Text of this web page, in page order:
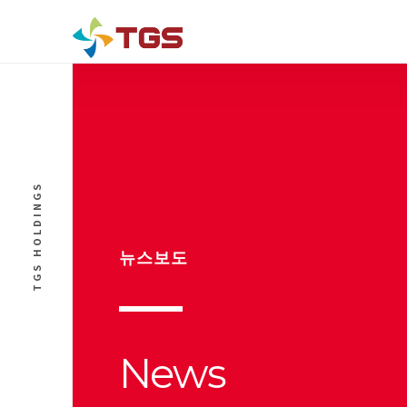
뉴스보도
News
TGS HOLDINGS